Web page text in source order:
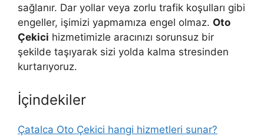
sağlanır. Dar yollar veya zorlu trafik koşulları gibi
engeller, işimizi yapmamıza engel olmaz. Oto
Çekici hizmetimizle aracınızı sorunsuz bir
şekilde taşıyarak sizi yolda kalma stresinden
kurtarıyoruz.
İçindekiler
Çatalca Oto Çekici hangi hizmetleri sunar?